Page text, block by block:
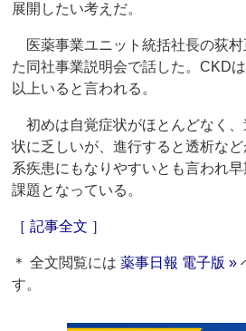
展開したい考えだ。
医薬事業ユニット統括社長の荻
た同社事業説明会で話した。CKD
以上いると言われる。
初めは自覚症状がほとんどなく
状に乏しいが、進行すると透析な
系疾患にもなりやすいとも言われ
課題となっている。
［ 記事全文 ］
＊ 全文閲覧には薬事日報 電子版 »
す。